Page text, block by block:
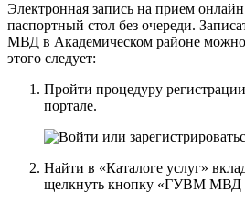
Электронная запись на прием
паспортный стол без очереди.
МВД в Академическом районе можно
этого следует:
Пройти процедуру
портале.
Найти в «Каталоге услуг»
щелкнуть кнопку «ГУВМ МВД